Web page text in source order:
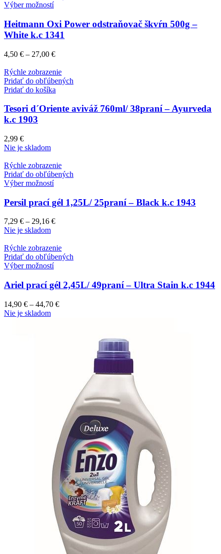
Výber možností
Heitmann Oxi Power odstraňovač škvŕn 500g –
White k.c 1341
4,50 € – 27,00 €
Rýchle zobrazenie
Pridať do obľúbených
Pridať do košíka
Tesori d´Oriente aviváž 760ml/ 38praní – Ayurveda
k.c 1903
2,99 €
Nie je skladom
Rýchle zobrazenie
Pridať do obľúbených
Výber možností
Persil prací gél 1,25L/ 25praní – Black k.c 1943
7,29 € – 29,16 €
Nie je skladom
Rýchle zobrazenie
Pridať do obľúbených
Výber možností
Ariel prací gél 2,45L/ 49praní – Ultra Stain k.c 1944
14,90 € – 44,70 €
Nie je skladom